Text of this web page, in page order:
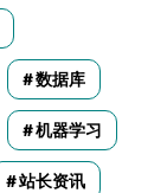
数据库
机器学习
站长资讯